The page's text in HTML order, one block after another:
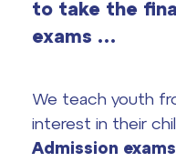
Výsledky 1.
Maturitní
Europass
vyhledávání
Bakaláři
to take the
exams …
We teach youth
interest in their
Admission